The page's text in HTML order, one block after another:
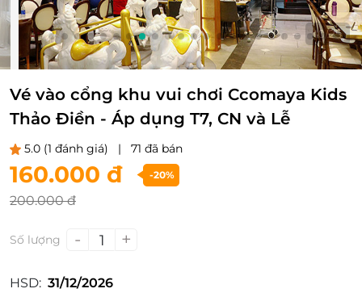
10/25
Vé vào cổng khu vui chơi Ccomaya Kids
Thảo Điền - Áp dụng T7, CN và Lễ
5.0 (1 đánh giá) | 71 đã bán
160.000 đ -20%
200.000 đ
Số lượng - 1 +
HSD: 31/12/2026